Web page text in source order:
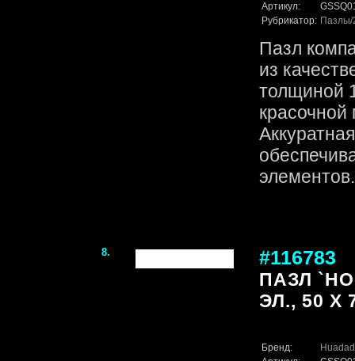
Артикул:
Рубрикатор: Пазлы/
Пазл
из
толщиной
красочной
8. #116783
ПАЗЛ
ЭЛ., 50 Х
Бренд: